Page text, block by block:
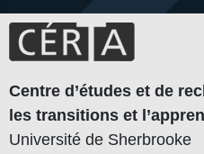
Centre d’études et de
les transitions et
Université de Sherbrooke